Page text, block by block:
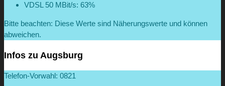
VDSL 50 MBit/s: 63%
Bitte beachten: Diese Werte sind Näherungswerte und können
abweichen.
Infos zu Augsburg
Telefon-Vorwahl: 0821